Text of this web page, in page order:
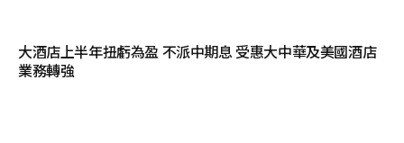
大酒店上半年扭虧為盈 不派中期息 受惠大中華及美國酒店
業務轉強